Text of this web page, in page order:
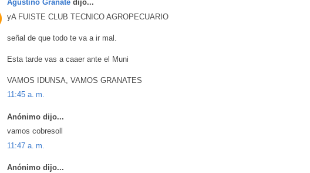
Agustino Granate dijo...
yA FUISTE CLUB TECNICO AGROPECUARIO
señal de que todo te va a ir mal.
Esta tarde vas a caaer ante el Muni
VAMOS IDUNSA, VAMOS GRANATES
11:45 a. m.
Anónimo dijo...
vamos cobresoll
11:47 a. m.
Anónimo dijo...